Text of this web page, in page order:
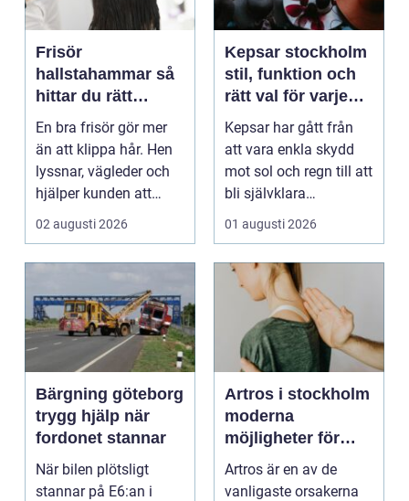
Frisör
hallstahammar så
hittar du rätt
salong för stil,
kvalitet och känsla
En bra frisör gör mer
än att klippa hår. Hen
lyssnar, vägleder och
hjälper kunden att
känna sig tryg...
02 augusti 2026
Kepsar stockholm
stil, funktion och
rätt val för varje
huvud
Kepsar har gått från
att vara enkla skydd
mot sol och regn till att
bli självklara
modeplagg i stors...
01 augusti 2026
Bärgning göteborg
trygg hjälp när
fordonet stannar
När bilen plötsligt
stannar på E6:an i
Artros i stockholm
moderna
möjligheter för
mindre smärta och
mer rörelse
Artros är en av de
vanligaste orsakerna